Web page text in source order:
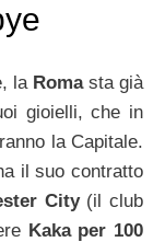
la Roma sta già
gioielli, che in
la Capitale.
il suo contratto
City (il club
Kaka per 100